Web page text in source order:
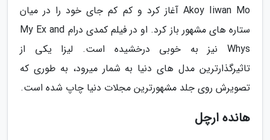
Akoy Iiwan Mo آغاز کرد و کم کم جای خود را در میان
ستاره های مشهور باز کرد. او در فیلم کمدی درام My Ex and
Whys نیز به خوبی درخشیده است. لیزا یکی از
تاثیرگذارترین مدل های دنیا به شمار میرود، به طوری که
تصویرش روی جلد مشهورترین مجلات دنیا چاپ شده است.
هانده ارچل